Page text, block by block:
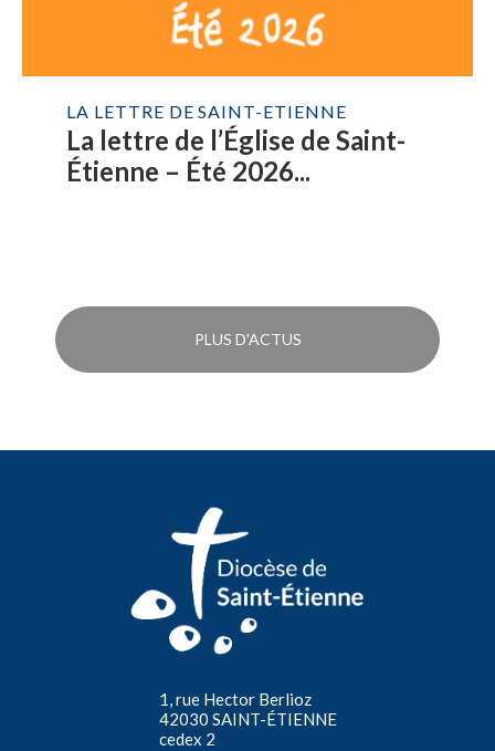
LA LETTRE DE SAINT-ETIENNE
La lettre de l’Église de Saint-
Étienne – Été 2026...
PLUS D'ACTUS
1, rue Hector Berlioz
42030 SAINT-ÉTIENNE
cedex 2